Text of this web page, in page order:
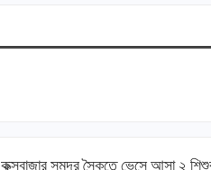
কক্সবাজার সমুদ্র সৈকতে ভেসে আসা ২